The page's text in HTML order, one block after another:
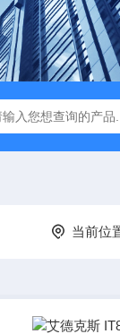
固纬 GSP-
当前位